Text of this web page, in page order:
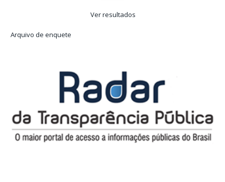
Ver resultados
Arquivo de enquete